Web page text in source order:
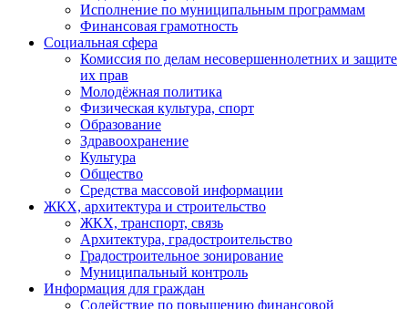
Исполнение по муниципальным программам
Финансовая грамотность
Социальная сфера
Комиссия по делам несовершеннолетних и защите
их прав
Молодёжная политика
Физическая культура, спорт
Образование
Здравоохранение
Культура
Общество
Средства массовой информации
ЖКХ, архитектура и строительство
ЖКХ, транспорт, связь
Архитектура, градостроительство
Градостроительное зонирование
Муниципальный контроль
Информация для граждан
Содействие по повышению финансовой